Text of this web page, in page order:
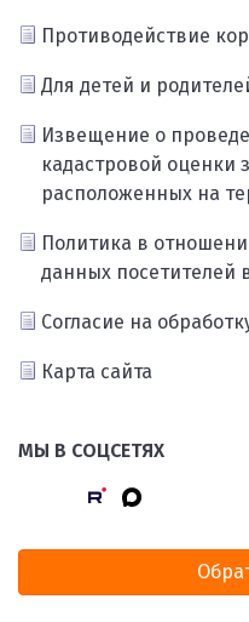
Противодействие
Для детей и
Извещение о
кадастровой оценки
расположенных на
Политика в
данных посетителей
Согласие на
Карта сайта
МЫ В СОЦСЕТЯХ